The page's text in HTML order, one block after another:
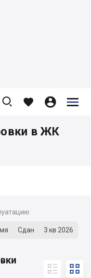
   


в ЖК
Сдан 3 кв 2026
 